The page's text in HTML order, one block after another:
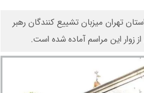
تهران میزبان تشییع کنندگان رهبر
زوار این مراسم آماده شده است.